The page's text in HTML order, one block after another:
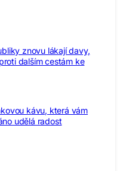
znovu lákají davy,
dalším cestám ke
kávu, která vám
udělá radost